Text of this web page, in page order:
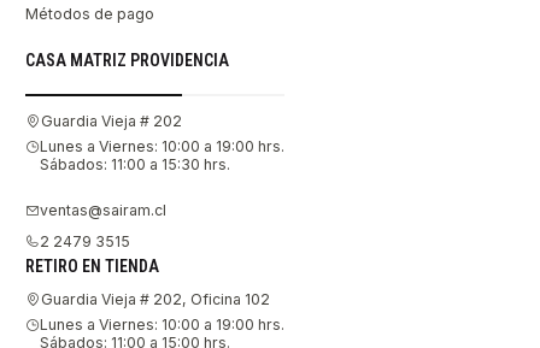
Métodos de pago
CASA MATRIZ PROVIDENCIA
Guardia Vieja # 202
Lunes a Viernes: 10:00 a 19:00 hrs.
Sábados: 11:00 a 15:30 hrs.
ventas@sairam.cl
2 2479 3515
RETIRO EN TIENDA
Guardia Vieja # 202, Oficina 102
Lunes a Viernes: 10:00 a 19:00 hrs.
Sábados: 11:00 a 15:00 hrs.